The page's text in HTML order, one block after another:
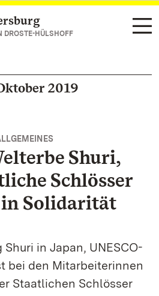
DROSTE-HÜLSHOFF
2019
Shuri,
Schlösser
Solidarität
in Japan, UNESCO-
bei den Mitarbeiterinnen
Staatlichen Schlösser